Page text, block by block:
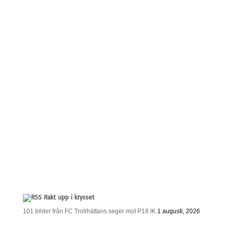
Rakt upp i krysset
101 bilder från FC Trollhättans seger mot P18 IK 1 augusti, 2026